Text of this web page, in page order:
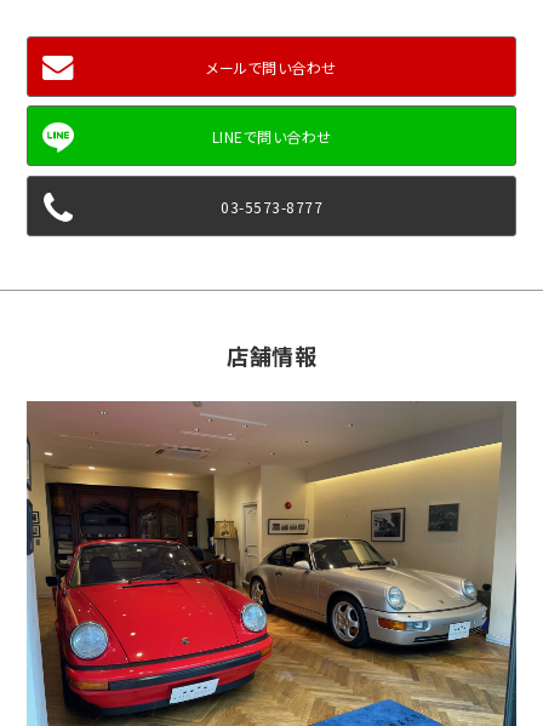
メールで問い合わせ
03-5573-8777
店舗情報